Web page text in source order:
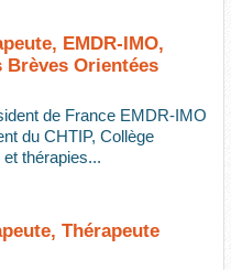
EMDR-IMO,
Brèves Orientées
de France EMDR-IMO
du CHTIP, Collège
thérapies...
Thérapeute